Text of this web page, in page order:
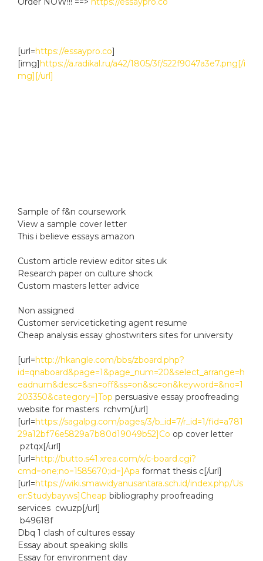
[url=https://essaypro.co]
[img]https://a.radikal.ru/a42/1805/3f/522f9047a3e7.png[/i
mg][/url]
Sample of f&n coursework
View a sample cover letter
This i believe essays amazon
Custom article review editor sites uk
Research paper on culture shock
Custom masters letter advice
Non assigned
Customer serviceticketing agent resume
Cheap analysis essay ghostwriters sites for university
[url=http://hkangle.com/bbs/zboard.php?
id=qnaboard&page=1&page_num=20&select_arrange=h
eadnum&desc=&sn=off&ss=on&sc=on&keyword=&no=1
203350&category=]Top persuasive essay proofreading
website for masters rchvm[/url]
[url=https://sagalpg.com/pages/3/b_id=7/r_id=1/fid=a781
29a12bf76e5829a7b80d19049b52]Co op cover letter
pztqx[/url]
[url=http://butto.s41.xrea.com/x/c-board.cgi?
cmd=one;no=1585670;id=]Apa format thesis c[/url]
[url=https://wiki.smawidyanusantara.sch.id/index.php/Us
er:Studybayws]Cheap bibliography proofreading
services cwuzp[/url]
b49618f
Dbq 1 clash of cultures essay
Essay about speaking skills
Essay for environment day